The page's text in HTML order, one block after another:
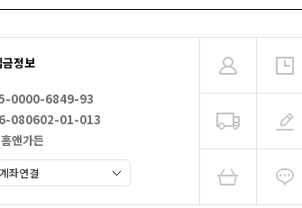
정보
0000-6849-93
080602-01-013
앤가든